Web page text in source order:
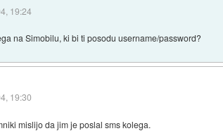
19:24
na Simobilu, ki bi ti posodu username/password?
19:30
mislijo da jim je poslal sms kolega.